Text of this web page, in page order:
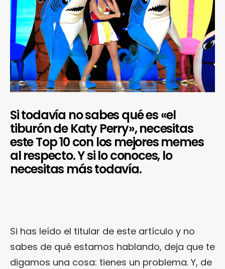
Si todavía no sabes qué es «el
tiburón de Katy Perry», necesitas
este Top 10 con los mejores memes
al respecto. Y si lo conoces, lo
necesitas más todavía.
Si has leído el titular de este artículo y no
sabes de qué estamos hablando, deja que te
digamos una cosa: tienes un problema. Y, de